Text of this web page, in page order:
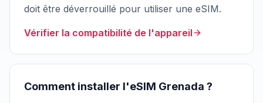
doit être déverrouillé pour utiliser une eSIM.
Vérifier la compatibilité de l'appareil
Comment installer l'eSIM Grenada ?